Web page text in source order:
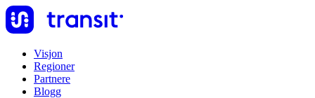
Visjon
Regioner
Partnere
Blogg